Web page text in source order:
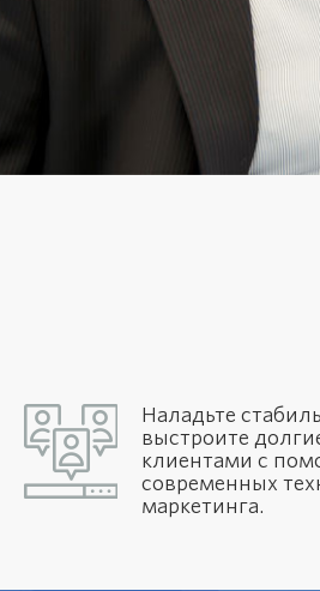
Наладьте
выстроите
клиентами с
современных
маркетинга.